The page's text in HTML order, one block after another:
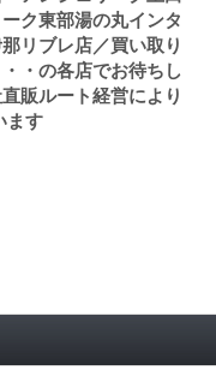
ク東部湯の丸インタ
リブレ店／買い取り
・の各店でお待ちし
販ルート経営により
ます